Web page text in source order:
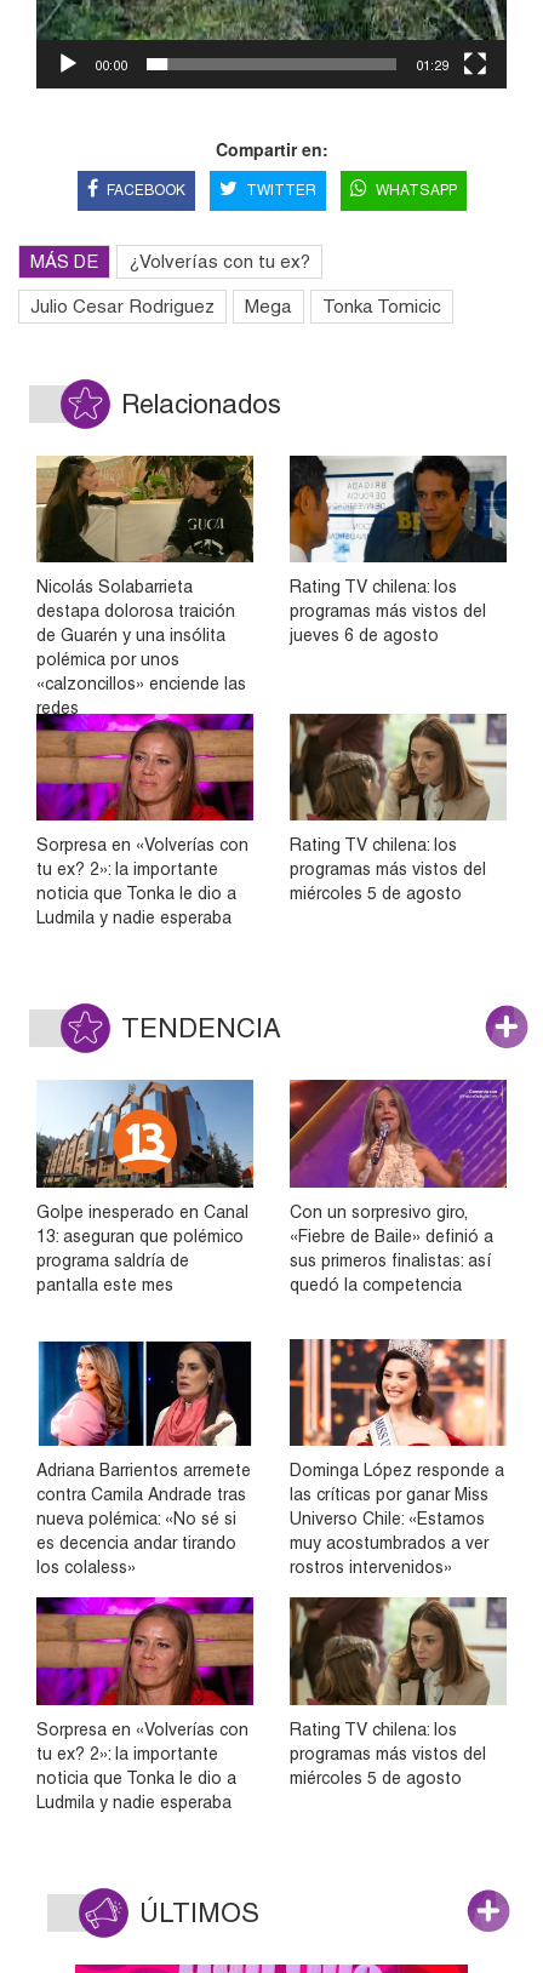
00:00 01:29
Compartir en:
FACEBOOK TWITTER WHATSAPP
MÁS DE ¿Volverías con tu ex?
Julio Cesar Rodriguez Mega Tonka Tomicic
Relacionados
Nicolás Solabarrieta
destapa dolorosa traición
de Guarén y una insólita
polémica por unos
«calzoncillos» enciende las
redes
Rating TV chilena: los
programas más vistos del
jueves 6 de agosto
Sorpresa en «Volverías con
tu ex? 2»: la importante
noticia que Tonka le dio a
Ludmila y nadie esperaba
Rating TV chilena: los
programas más vistos del
miércoles 5 de agosto
TENDENCIA
Golpe inesperado en Canal
13: aseguran que polémico
programa saldría de
pantalla este mes
Con un sorpresivo giro,
«Fiebre de Baile» definió a
sus primeros finalistas: así
quedó la competencia
Adriana Barrientos arremete
contra Camila Andrade tras
nueva polémica: «No sé si
es decencia andar tirando
los colaless»
Dominga López responde a
las críticas por ganar Miss
Universo Chile: «Estamos
muy acostumbrados a ver
rostros intervenidos»
Sorpresa en «Volverías con
tu ex? 2»: la importante
noticia que Tonka le dio a
Ludmila y nadie esperaba
Rating TV chilena: los
programas más vistos del
miércoles 5 de agosto
ÚLTIMOS